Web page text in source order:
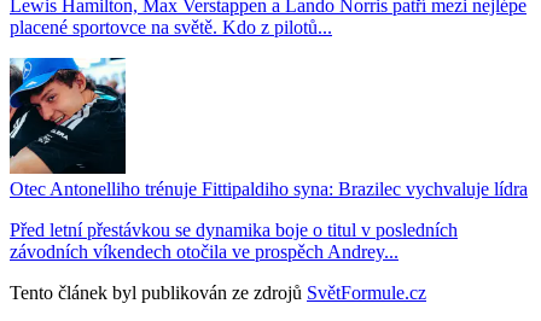
Lewis Hamilton, Max Verstappen a Lando Norris patří mezi nejlépe
placené sportovce na světě. Kdo z pilotů...
Otec Antonelliho trénuje Fittipaldiho syna: Brazilec vychvaluje lídra
Před letní přestávkou se dynamika boje o titul v posledních
závodních víkendech otočila ve prospěch Andrey...
Tento článek byl publikován ze zdrojů SvětFormule.cz